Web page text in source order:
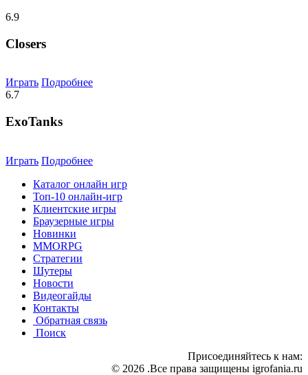
6.9
Closers
Играть Подробнее
6.7
ExoTanks
Играть Подробнее
Каталог онлайн игр
Топ-10 онлайн-игр
Клиентские игры
Браузерные игры
Новинки
MMORPG
Стратегии
Шутеры
Новости
Видеогайды
Контакты
Обратная связь
Поиск
Присоединяйтесь к нам:
© 2026 .Все права защищены igrofania.ru